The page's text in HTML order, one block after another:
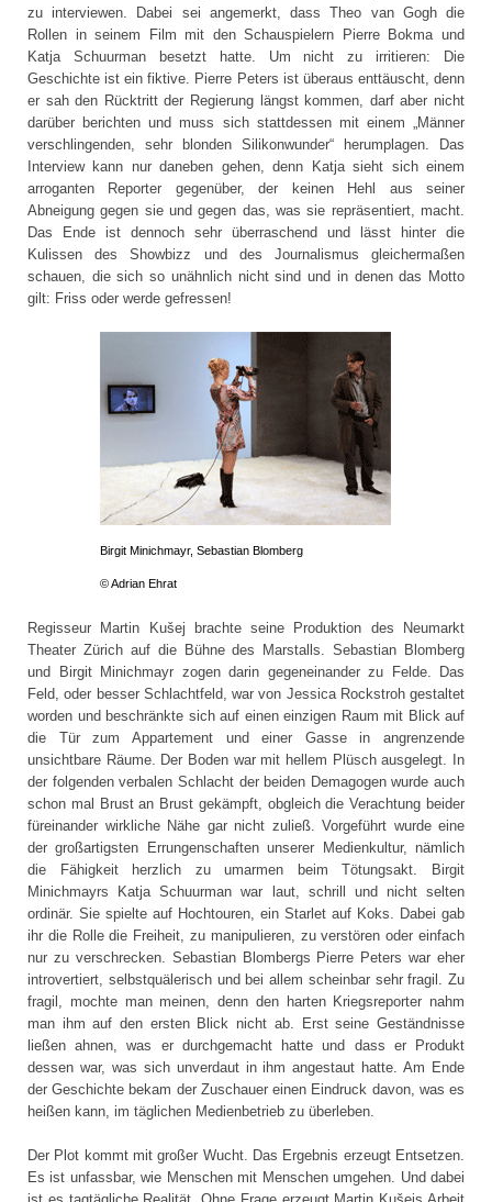
zu interviewen. Dabei sei angemerkt, dass Theo van Gogh die
Rollen in seinem Film mit den Schauspielern Pierre Bokma und
Katja Schuurman besetzt hatte. Um nicht zu irritieren: Die
Geschichte ist ein fiktive. Pierre Peters ist überaus enttäuscht, denn
er sah den Rücktritt der Regierung längst kommen, darf aber nicht
darüber berichten und muss sich stattdessen mit einem „Männer
verschlingenden, sehr blonden Silikonwunder“ herumplagen. Das
Interview kann nur daneben gehen, denn Katja sieht sich einem
arroganten Reporter gegenüber, der keinen Hehl aus seiner
Abneigung gegen sie und gegen das, was sie repräsentiert, macht.
Das Ende ist dennoch sehr überraschend und lässt hinter die
Kulissen des Showbizz und des Journalismus gleichermaßen
schauen, die sich so unähnlich nicht sind und in denen das Motto
gilt: Friss oder werde gefressen!
Birgit Minichmayr, Sebastian Blomberg
© Adrian Ehrat
Regisseur Martin Kušej brachte seine Produktion des Neumarkt
Theater Zürich auf die Bühne des Marstalls. Sebastian Blomberg
und Birgit Minichmayr zogen darin gegeneinander zu Felde. Das
Feld, oder besser Schlachtfeld, war von Jessica Rockstroh gestaltet
worden und beschränkte sich auf einen einzigen Raum mit Blick auf
die Tür zum Appartement und einer Gasse in angrenzende
unsichtbare Räume. Der Boden war mit hellem Plüsch ausgelegt. In
der folgenden verbalen Schlacht der beiden Demagogen wurde auch
schon mal Brust an Brust gekämpft, obgleich die Verachtung beider
füreinander wirkliche Nähe gar nicht zuließ. Vorgeführt wurde eine
der großartigsten Errungenschaften unserer Medienkultur, nämlich
die Fähigkeit herzlich zu umarmen beim Tötungsakt. Birgit
Minichmayrs Katja Schuurman war laut, schrill und nicht selten
ordinär. Sie spielte auf Hochtouren, ein Starlet auf Koks. Dabei gab
ihr die Rolle die Freiheit, zu manipulieren, zu verstören oder einfach
nur zu verschrecken. Sebastian Blombergs Pierre Peters war eher
introvertiert, selbstquälerisch und bei allem scheinbar sehr fragil. Zu
fragil, mochte man meinen, denn den harten Kriegsreporter nahm
man ihm auf den ersten Blick nicht ab. Erst seine Geständnisse
ließen ahnen, was er durchgemacht hatte und dass er Produkt
dessen war, was sich unverdaut in ihm angestaut hatte. Am Ende
der Geschichte bekam der Zuschauer einen Eindruck davon, was es
heißen kann, im täglichen Medienbetrieb zu überleben.
Der Plot kommt mit großer Wucht. Das Ergebnis erzeugt Entsetzen.
Es ist unfassbar, wie Menschen mit Menschen umgehen. Und dabei